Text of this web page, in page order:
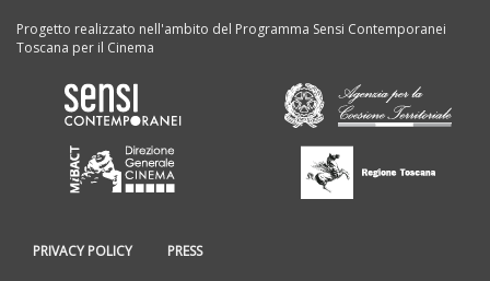
Progetto realizzato nell'ambito del Programma Sensi Contemporanei
Toscana per il Cinema
PRIVACY POLICY PRESS